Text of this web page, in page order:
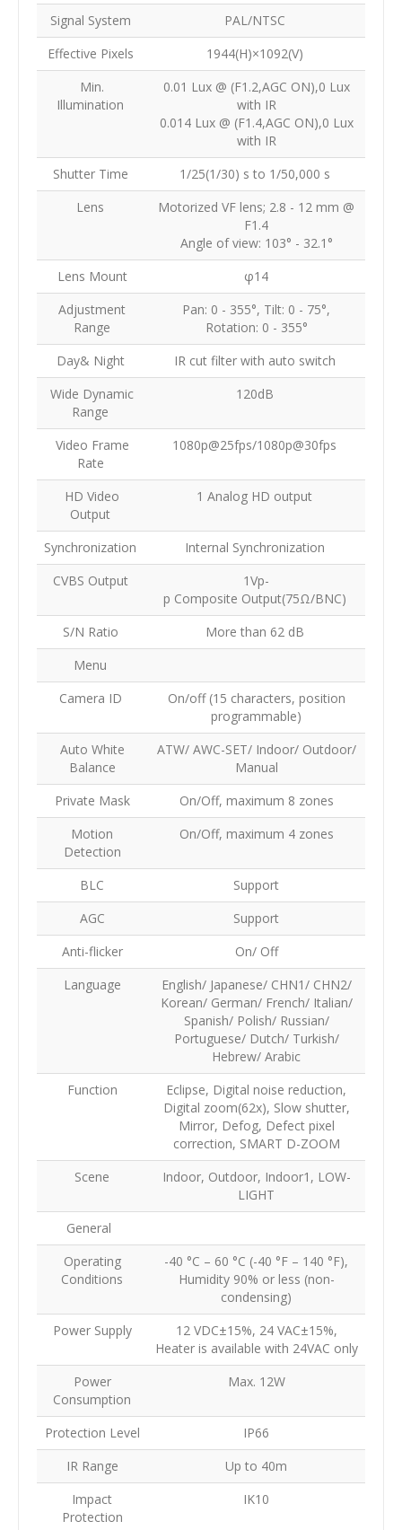
Signal System
PAL/NTSC
Effective Pixels
1944(H)×1092(V)
Min.
Illumination
0.01 Lux @ (F1.2,AGC ON),0 Lux
with IR
0.014 Lux @ (F1.4,AGC ON),0 Lux
with IR
Shutter Time
1/25(1/30) s to 1/50,000 s
Lens
Motorized VF lens; 2.8 - 12 mm @
F1.4
Angle of view: 103° - 32.1°
Lens Mount
φ14
Adjustment
Range
Pan: 0 - 355°, Tilt: 0 - 75°,
Rotation: 0 - 355°
Day& Night
IR cut filter with auto switch
Wide Dynamic
Range
120dB
Video Frame
Rate
1080p@25fps/1080p@30fps
HD Video
Output
1 Analog HD output
Synchronization
Internal Synchronization
CVBS Output
1Vp-
p Composite Output(75Ω/BNC)
S/N Ratio
More than 62 dB
Menu
Camera ID
On/off (15 characters, position
programmable)
Auto White
Balance
ATW/ AWC-SET/ Indoor/ Outdoor/
Manual
Private Mask
On/Off, maximum 8 zones
Motion
Detection
On/Off, maximum 4 zones
BLC
Support
AGC
Support
Anti-flicker
On/ Off
Language
English/ Japanese/ CHN1/ CHN2/
Korean/ German/ French/ Italian/
Spanish/ Polish/ Russian/
Portuguese/ Dutch/ Turkish/
Hebrew/ Arabic
Function
Eclipse, Digital noise reduction,
Digital zoom(62x), Slow shutter,
Mirror, Defog, Defect pixel
correction, SMART D-ZOOM
Scene
Indoor, Outdoor, Indoor1, LOW-
LIGHT
General
Operating
Conditions
-40 °C – 60 °C (-40 °F – 140 °F),
Humidity 90% or less (non-
condensing)
Power Supply
12 VDC±15%, 24 VAC±15%,
Heater is available with 24VAC only
Power
Consumption
Max. 12W
Protection Level
IP66
IR Range
Up to 40m
Impact
Protection
IK10